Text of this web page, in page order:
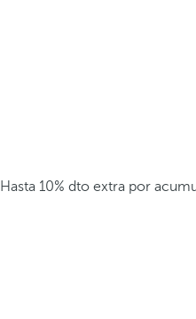
Hasta 10% dto extra por